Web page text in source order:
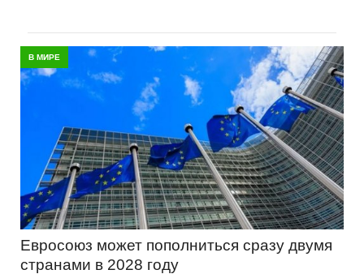
В МИРЕ
Евросоюз может пополниться сразу двумя
странами в 2028 году